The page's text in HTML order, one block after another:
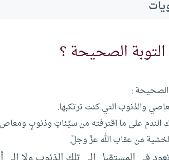
الصحيحة ؟
:
الندم على ما اقترفته من سيِّئاتٍ وذنوبٍ
من عقاب الله عزَّ وجلّ.